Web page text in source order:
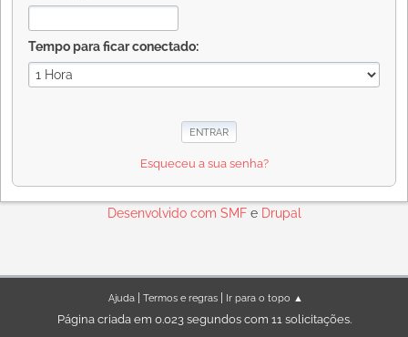
Tempo para ficar conectado:
Esqueceu a sua senha?
Desenvolvido com SMFe Drupal
Ajuda| Termos e regras| Ir para o topo ▲
Página criada em 0.023 segundos com 11 solicitações.